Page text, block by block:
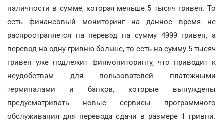
наличности в сумме, которая меньше 5 тысяч гривен. То
есть финансовый мониторинг на данное время не
распространяется на перевод на сумму 4999 гривен, а
перевод на одну гривню больше, то есть на сумму 5 тысяч
гривен уже подлежит финмониторингу, что приводит к
неудобствам для пользователей платежными
терминалами и банков, которые вынуждены
предусматривать новые сервисы программного
обслуживания для перевода сдачи в размере 1 гривни.